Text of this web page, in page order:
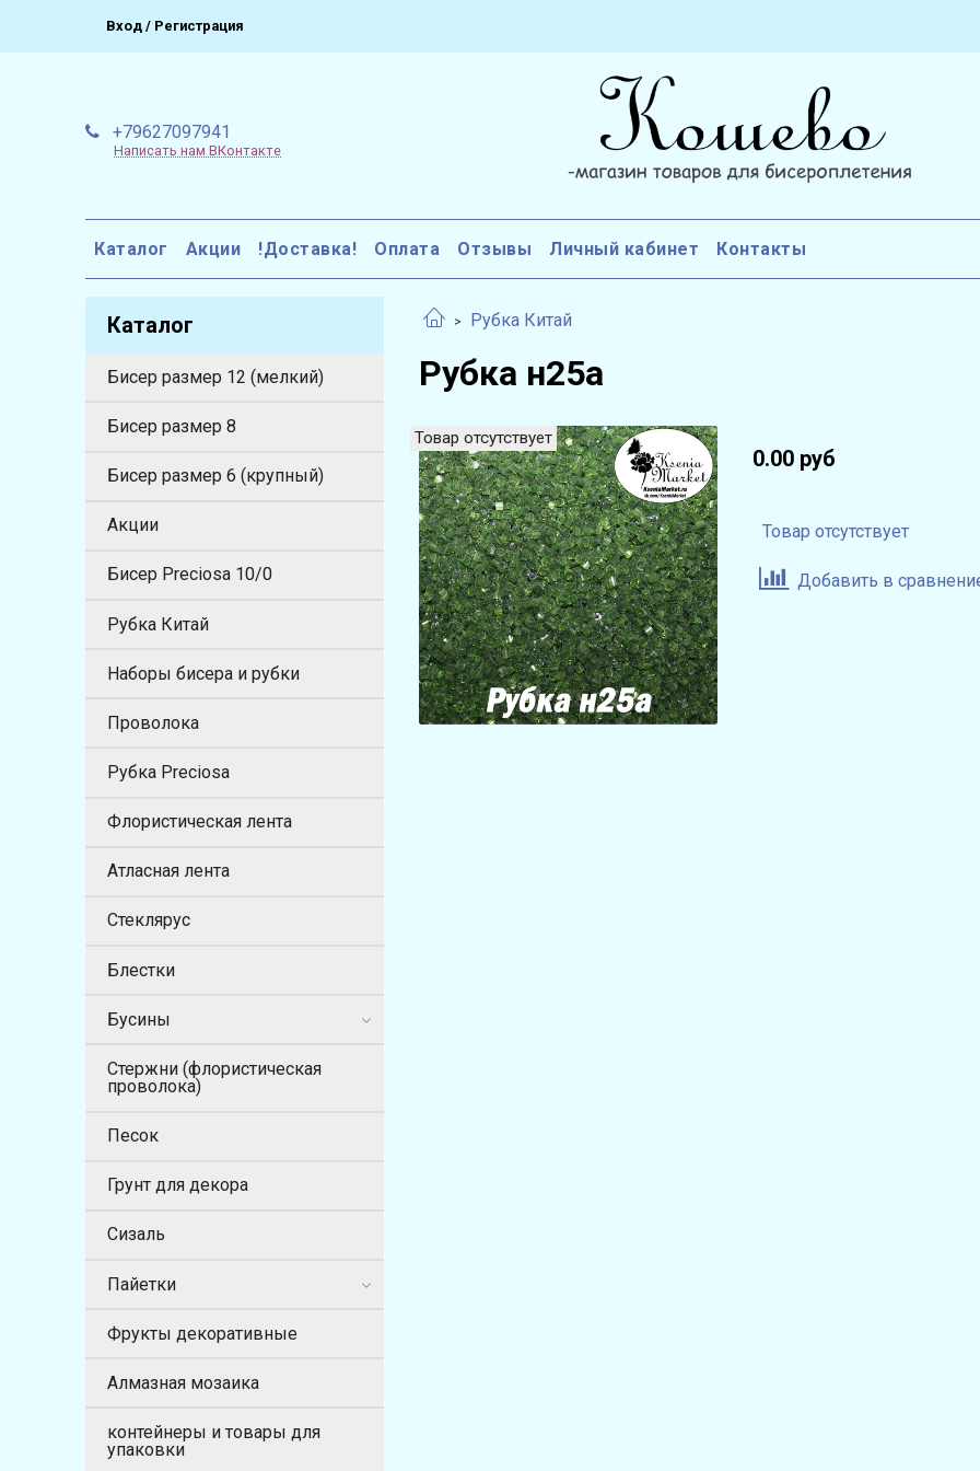
Вход / Регистрация
+79627097941
Написать нам ВКонтакте
Каталог Акции !Доставка! Оплата Отзывы Личный кабинет Контакты
Рубка Китай
Рубка н25а
Товар отсутствует
0.00 руб
Товар отсутствует
Добавить в
Каталог
Бисер размер 12 (мелкий)
Бисер размер 8
Бисер размер 6 (крупный)
Акции
Бисер Preciosa 10/0
Рубка Китай
Наборы бисера и рубки
Проволока
Рубка Preciosa
Флористическая лента
Атласная лента
Стеклярус
Блестки
Бусины
Стержни (флористическая
проволока)
Песок
Грунт для декора
Сизаль
Пайетки
Фрукты декоративные
Алмазная мозаика
контейнеры и товары для
упаковки